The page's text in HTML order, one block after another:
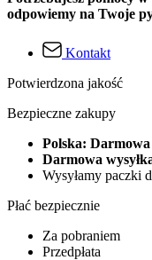
odpowiemy na Twoje
Kontakt
Potwierdzona jakość
Bezpieczne zakupy
Polska:
Darmowa
Wysyłamy paczki
Płać bezpiecznie
Za pobraniem
Przedpłata